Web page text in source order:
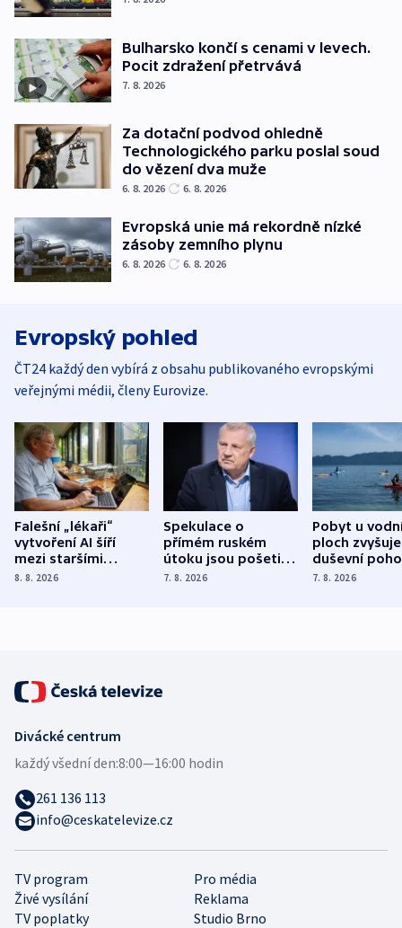
Bulharsko končí s cenami v levech.
Pocit zdražení přetrvává
7. 8. 2026
Za dotační podvod ohledně
Technologického parku poslal soud
do vězení dva muže
6. 8. 2026 6. 8. 2026
Evropská unie má rekordně nízké
zásoby zemního plynu
6. 8. 2026 6. 8. 2026
Evropský pohled
ČT24 každý den vybírá z obsahu publikovaného evropskými
veřejnými médii, členy Eurovize.
Falešní „lékaři“
vytvoření AI šíří
mezi staršími
Poláky nebezpečné
8. 8. 2026
Spekulace o
přímém ruském
útoku jsou pošetilé,
míní estonský
7. 8. 2026
Pobyt u
ploch zvyšuje
duševní
ukázala
7. 8. 2026
TV program
Pro média
Živé vysílání
Reklama
TV poplatky
Studio Brno
Divácké centrum
každý všední den:8:00—16:00 hodin
261 136 113
info@ceskatelevize.cz